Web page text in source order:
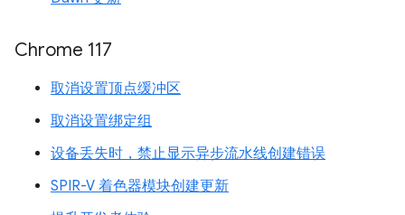
Chrome 117
取消设置顶点缓冲区
取消设置绑定组
设备丢失时，禁止显示异步流水线创建错误
SPIR-V 着色器模块创建更新